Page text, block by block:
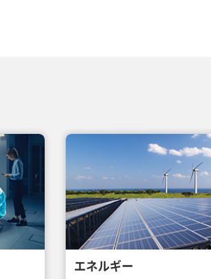
エネルギー